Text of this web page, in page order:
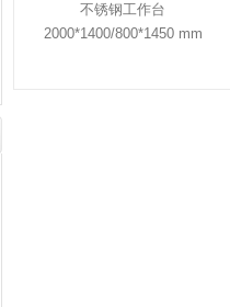
不锈钢工作台
2000*1400/800*1450 mm